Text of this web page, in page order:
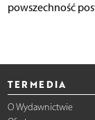
powszechność
TERMEDIA
O Wydawnictwie